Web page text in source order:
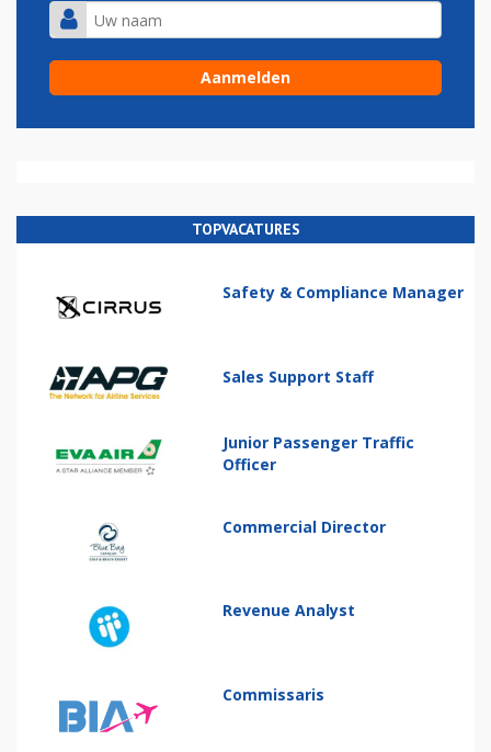
TOPVACATURES
Safety & Compliance Manager
Sales Support Staff
Junior Passenger Traffic
Officer
Commercial Director
Revenue Analyst
Commissaris